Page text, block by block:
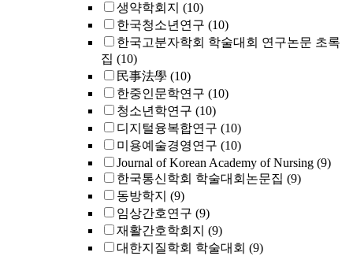
생약학회지 (10)
한국청소년연구 (10)
한국고분자학회 학술대회 연구논문 초록
집 (10)
民事法學 (10)
한중인문학연구 (10)
청소년학연구 (10)
디지털융복합연구 (10)
미용예술경영연구 (10)
Journal of Korean Academy of Nursing (9)
한국통신학회 학술대회논문집 (9)
동방학지 (9)
임상간호연구 (9)
재활간호학회지 (9)
대한지질학회 학술대회 (9)